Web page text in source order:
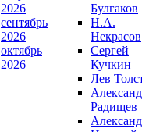
2026
сентябрь
2026
октябрь
2026
Булгаков
Н.А.
Некрасов
Сергей
Кучкин
Лев
Радищев